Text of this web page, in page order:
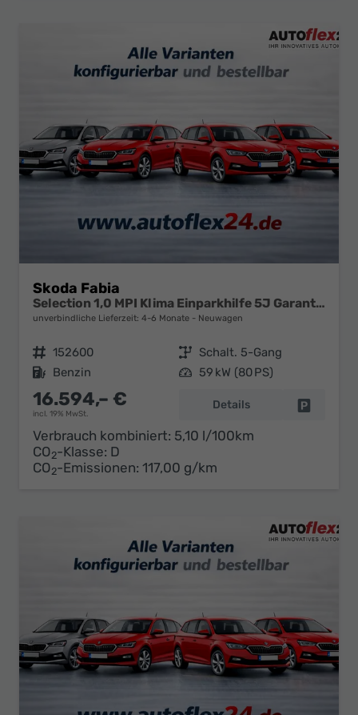
Skoda Fabia
Selection 1,0 MPI Klima Einparkhilfe 5J Garantie LED Apple Carplay Bluetooth
unverbindliche Lieferzeit: 4-6 Monate Neuwagen
Fahrzeugnr. 152600 Getriebe Schalt. 5-Gang
Kraftstoff Benzin Leistung 59 kW (80 PS)
16.594,– €
incl. 19% MwSt.
Details
Verbrauch kombiniert: 5,10 l/100km
CO2-Klasse: D
CO2-Emissionen: 117,00 g/km